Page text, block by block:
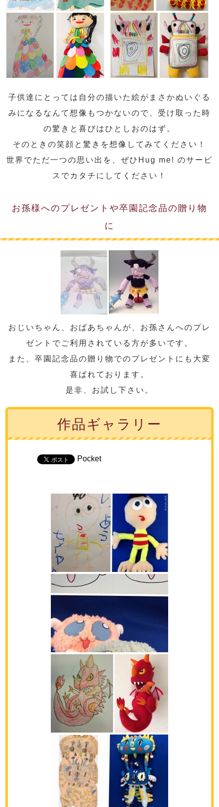
子供達にとっては自分の描いた絵がまさかぬいぐる
みになるなんて想像もつかないので、受け取った時
の驚きと喜びはひとしおのはず。
そのときの笑顔と驚きを想像してみてください！
世界でただ一つの思い出を、ぜひHug me! のサービ
スでカタチにしてください！
お孫様へのプレゼントや卒園記念品の贈り物
に
おじいちゃん、おばあちゃんが、お孫さんへのプレ
ゼントでご利用されている方が多いです。
また、卒園記念品の贈り物でのプレゼントにも大変
喜ばれております。
是非、お試し下さい。
作品ギャラリー
Pocket